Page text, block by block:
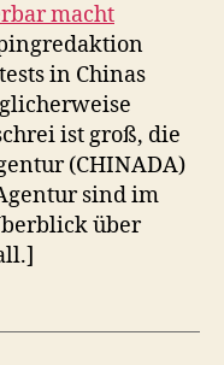
macht
in Chinas
ist groß, die
(CHINADA)
sind im
über